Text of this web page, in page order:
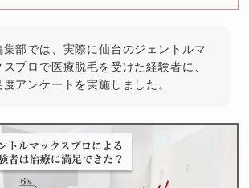
集部では、実際に仙台のジェントルマ
スプロで医療脱毛を受けた経験者に、
度アンケートを実施しました。